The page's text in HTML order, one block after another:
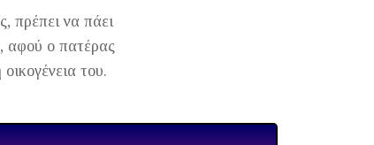
πρέπει να πάει
αφού ο πατέρας
του.